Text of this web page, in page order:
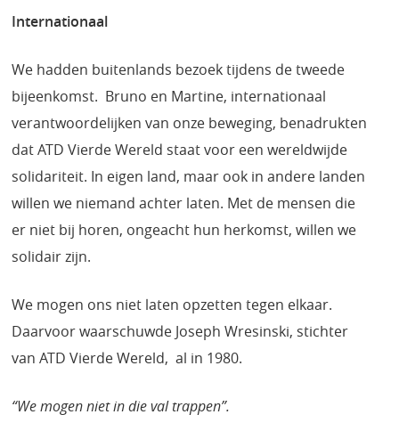
Internationaal
We hadden buitenlands bezoek tijdens de tweede
bijeenkomst. Bruno en Martine, internationaal
verantwoordelijken van onze beweging, benadrukten
dat ATD Vierde Wereld staat voor een wereldwijde
solidariteit. In eigen land, maar ook in andere landen
willen we niemand achter laten. Met de mensen die
er niet bij horen, ongeacht hun herkomst, willen we
solidair zijn.
We mogen ons niet laten opzetten tegen elkaar.
Daarvoor waarschuwde Joseph Wresinski, stichter
van ATD Vierde Wereld, al in 1980.
“We mogen niet in die val trappen”.